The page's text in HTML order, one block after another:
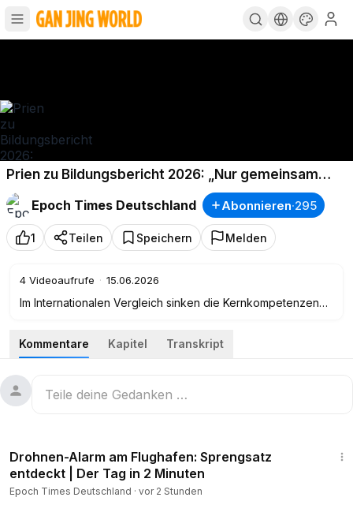
Prien zu Bildungsbericht 2026: „Nur gemeinsam
kriegt man das wirklich gut hin“
Epoch Times Deutschland
Abonnieren·295
1 Teilen Speichern Melden
4 Videoaufrufe · 15.06.2026
Im Internationalen Vergleich sinken die Kernkompetenzen
und welche politischen Stellschrauben sind entscheidend,
um eine Verbesserung zu erreichen? Das wollten wir bei
Ministerin Karin Prien wissen.
________________________________________________________________
Abonnement, digital oder als Wochenzeitung: 👉
ebot.epochtimes.de/
Kommentare Kapitel Transkript
Drohnen-Alarm am Flughafen: Sprengsatz
entdeckt | Der Tag in 2 Minuten
Epoch Times Deutschland · vor 2 Stunden